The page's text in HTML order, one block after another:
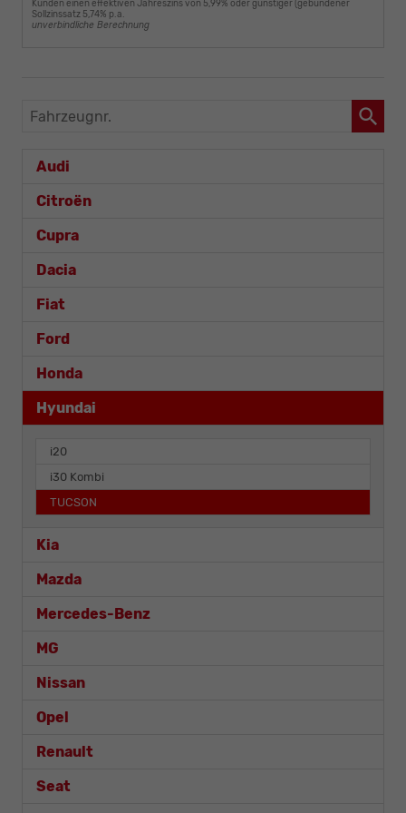
Kunden einen effektiven Jahreszins von 5,99% oder günstiger (gebundener
Sollzinssatz 5,74% p.a.
unverbindliche Berechnung
Fahrzeugnr.
Audi
Citroën
Cupra
Dacia
Fiat
Ford
Honda
Hyundai
i20
i30 Kombi
TUCSON
Kia
Mazda
Mercedes-Benz
MG
Nissan
Opel
Renault
Seat